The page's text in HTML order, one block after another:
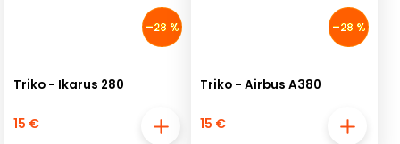
–28 %
Triko - Ikarus 280
15 €
–28 %
Triko - Airbus A380
15 €